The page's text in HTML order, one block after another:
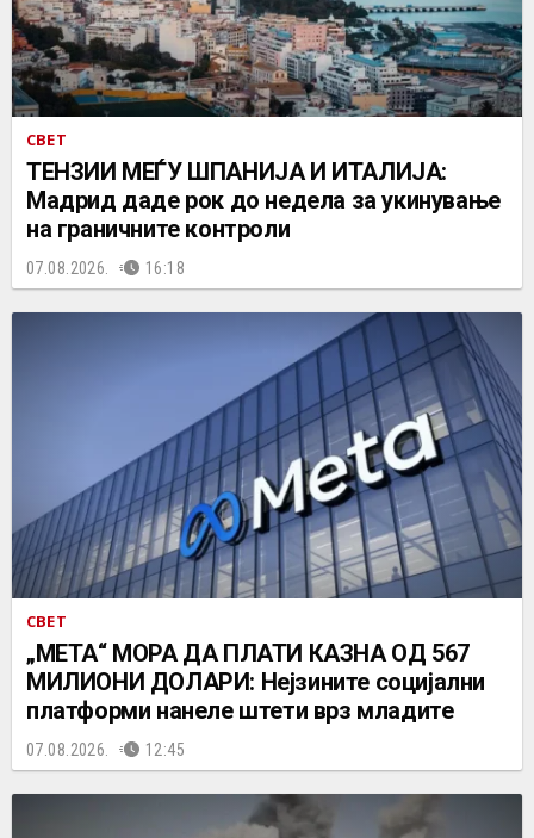
СВЕТ
ТЕНЗИИ МЕЃУ ШПАНИЈА И ИТАЛИЈА:
Мадрид даде рок до недела за укинување
на граничните контроли
07.08.2026. 16:18
СВЕТ
„МЕТА“ МОРА ДА ПЛАТИ КАЗНА ОД 567
МИЛИОНИ ДОЛАРИ: Нејзините социјални
платформи нанеле штети врз младите
07.08.2026. 12:45